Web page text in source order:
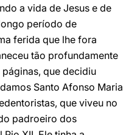
a vida de Jesus e de
período de
ferida que lhe fora
tão profundamente
que decidiu
Santo Afonso Maria
que viveu no
padroeiro dos